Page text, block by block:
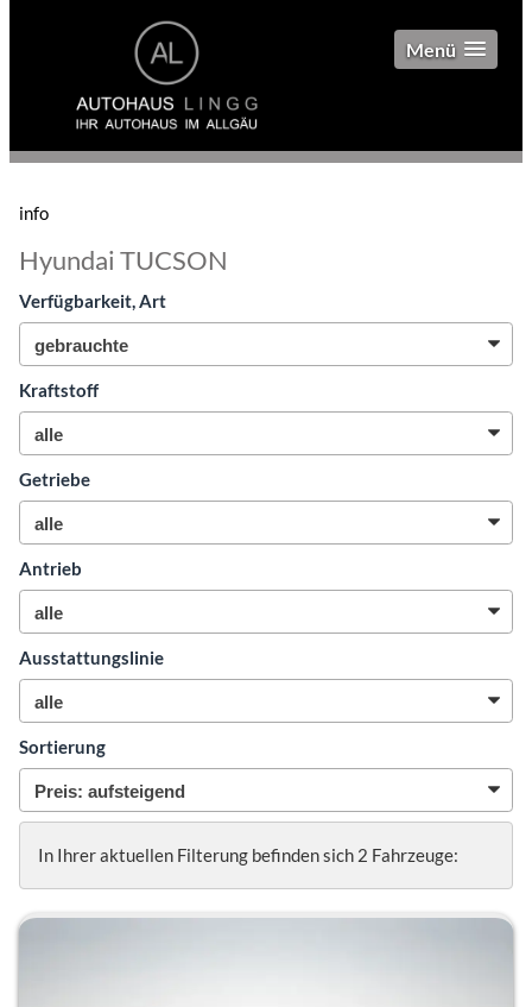
Menü
info
Hyundai TUCSON
Verfügbarkeit, Art
Kraftstoff
Getriebe
Antrieb
Ausstattungslinie
Sortierung
In Ihrer aktuellen Filterung befinden sich 2 Fahrzeuge: